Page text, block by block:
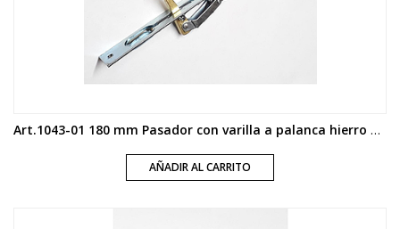
Art.1043-01 180 mm Pasador con varilla a palanca hierro zincado
AÑADIR AL CARRITO